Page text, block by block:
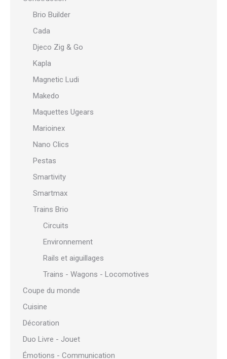
Brio Builder
Cada
Djeco Zig & Go
Kapla
Magnetic Ludi
Makedo
Maquettes Ugears
Marioinex
Nano Clics
Pestas
Smartivity
Smartmax
Trains Brio
Circuits
Environnement
Rails et aiguillages
Trains - Wagons - Locomotives
Coupe du monde
Cuisine
Décoration
Duo Livre - Jouet
Émotions - Communication